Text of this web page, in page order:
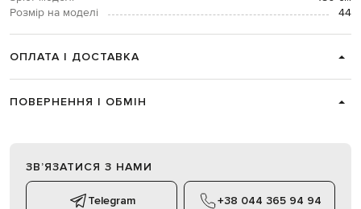
Розмір на моделі
44
ОПЛАТА І ДОСТАВКА
ПОВЕРНЕННЯ І ОБМІН
ЗВʼЯЗАТИСЯ З НАМИ
Telegram +38 044 365 94 94